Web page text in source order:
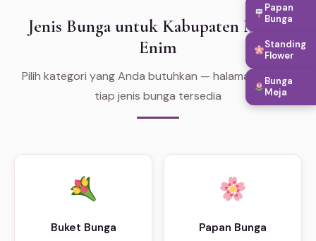
Jenis Bunga untuk Kabupaten Muara
Enim
Pilih kategori yang Anda butuhkan — halaman khusus
tiap jenis bunga tersedia
Buket Bunga Papan Bunga
Papan
Bunga
Standing
Flower
Bunga
Meja